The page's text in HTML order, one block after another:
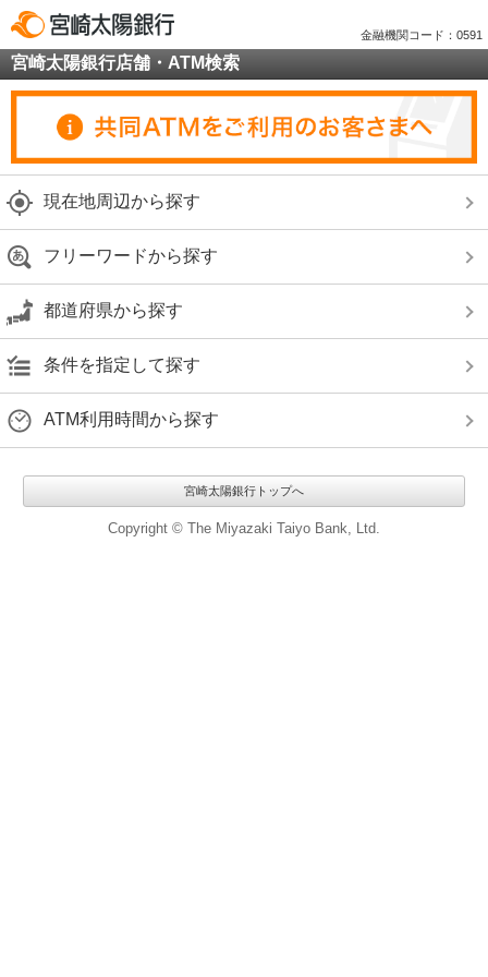
金融機関コード：0591
宮崎太陽銀行店舗・ATM検索
現在地周辺から探す
フリーワードから探す
都道府県から探す
条件を指定して探す
ATM利用時間から探す
宮崎太陽銀行トップへ
Copyright © The Miyazaki Taiyo Bank, Ltd.